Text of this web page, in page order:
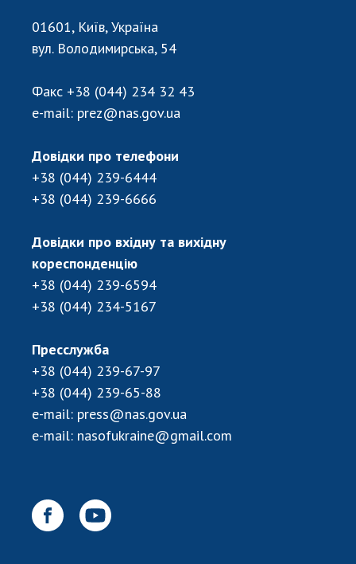
01601, Київ, Україна
вул. Володимирська, 54
Факс +38 (044) 234 32 43
e-mail: prez@nas.gov.ua
Довідки про телефони
+38 (044) 239-6444
+38 (044) 239-6666
Довідки про вхідну та вихідну
кореспонденцію
+38 (044) 239-6594
+38 (044) 234-5167
Пресслужба
+38 (044) 239-67-97
+38 (044) 239-65-88
e-mail: press@nas.gov.ua
e-mail: nasofukraine@gmail.com